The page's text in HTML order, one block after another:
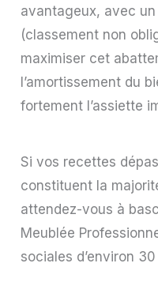
avantageux, avec
(classement non
maximiser cet
l’amortissement du
fortement l’assiette
Si vos recettes
constituent la
attendez-vous à
Meublée
sociales d’environ